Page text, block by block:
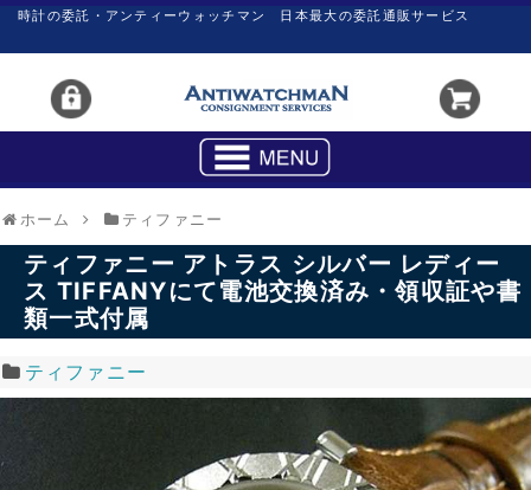
時計の委託・アンティーウォッチマン 日本最大の委託通販サービス
ホーム ティファニー
ティファニー アトラス シルバー レディー
ス TIFFANYにて電池交換済み・領収証や書
類一式付属
ティファニー